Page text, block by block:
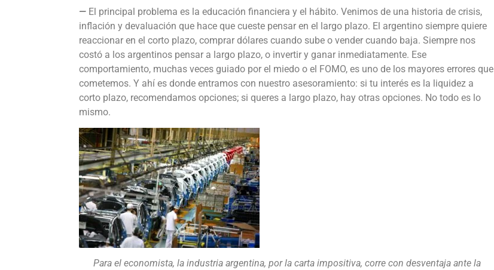
— El principal problema es la educación financiera y el hábito. Venimos de una historia de crisis,
inflación y devaluación que hace que cueste pensar en el largo plazo. El argentino siempre quiere
reaccionar en el corto plazo, comprar dólares cuando sube o vender cuando baja. Siempre nos
costó a los argentinos pensar a largo plazo, o invertir y ganar inmediatamente. Ese
comportamiento, muchas veces guiado por el miedo o el FOMO, es uno de los mayores errores que
cometemos. Y ahí es donde entramos con nuestro asesoramiento: si tu interés es la liquidez a
corto plazo, recomendamos opciones; si queres a largo plazo, hay otras opciones. No todo es lo
mismo.
Para el economista, la industria argentina, por la carta impositiva, corre con desventaja ante la